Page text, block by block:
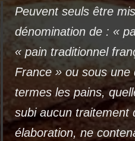
Peuvent seuls être
dénomination de : «
« pain traditionnel
France » ou sous
termes les pains,
subi aucun traitement
élaboration, ne